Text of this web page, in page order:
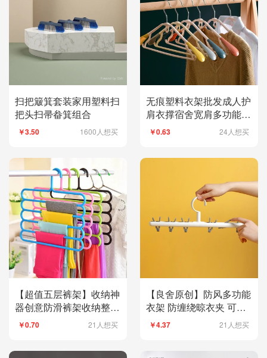
扫把簸箕套装家用塑料扫
把头扫帚畚箕组合
￥3.50 1600人想买
无痕塑料衣架批发成人护
肩衣撑宿舍宽肩多功能晾
衣架加粗连挂衣架
￥0.63 24人想买
【超值五层裤架】收纳神
器创意防滑裤架收纳整理
架裤夹家用成人
￥0.70 21人想买
【良舍原创】防风多功能
衣架 防缠绕晾衣夹 可收
强力裤夹袜夹
￥4.37 21人想买